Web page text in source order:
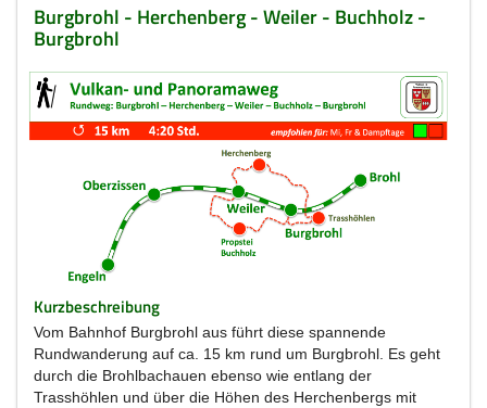
Burgbrohl - Herchenberg - Weiler - Buchholz -
Burgbrohl
Kurzbeschreibung
Vom Bahnhof Burgbrohl aus führt diese spannende
Rundwanderung auf ca. 15 km rund um Burgbrohl. Es geht
durch die Brohlbachauen ebenso wie entlang der
Trasshöhlen und über die Höhen des Herchenbergs mit